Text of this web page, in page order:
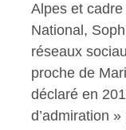
Alpes et
National,
réseaux
proche de
déclaré en
d’admiration